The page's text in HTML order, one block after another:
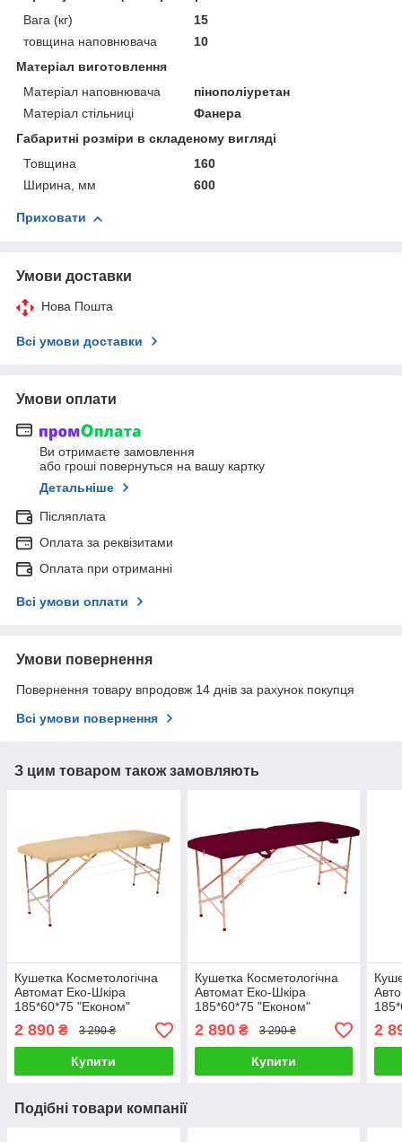
Вага (кг)
15
товщина наповнювача
10
Матеріал виготовлення
Матеріал наповнювача
пінополіуретан
Матеріал стільниці
Фанера
Габаритні розміри в складеному вигляді
Товщина
160
Ширина, мм
600
Приховати
Умови доставки
Нова Пошта
Всі умови доставки
Умови оплати
Ви отримаєте замовлення
або гроші повернуться на вашу картку
Детальніше
Післяплата
Оплата за реквізитами
Оплата при отриманні
Всі умови оплати
Умови повернення
Повернення товару впродовж 14 днів за рахунок покупця
Всі умови повернення
З цим товаром також замовляють
Кушетка Косметологічна
Автомат Еко-Шкіра
185*60*75 "Економ"
2 890 ₴ 3 290 ₴
Купити
Кушетка Косметологічна
Автомат Еко-Шкіра
185*60*75 "Економ"
2 890₴ 3 290 ₴
Купити
2
Подібні товари компанії